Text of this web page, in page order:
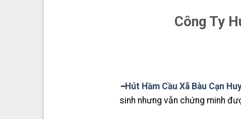
Công Ty
–Hút Hầm Cầu Xã Bàu Cạn
sinh nhưng vẫn chứng minh